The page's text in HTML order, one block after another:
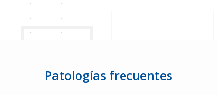
Patologías frecuentes